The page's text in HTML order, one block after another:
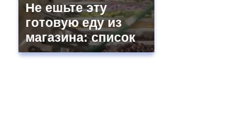
Не ешьте эту
готовую еду из
магазина: список